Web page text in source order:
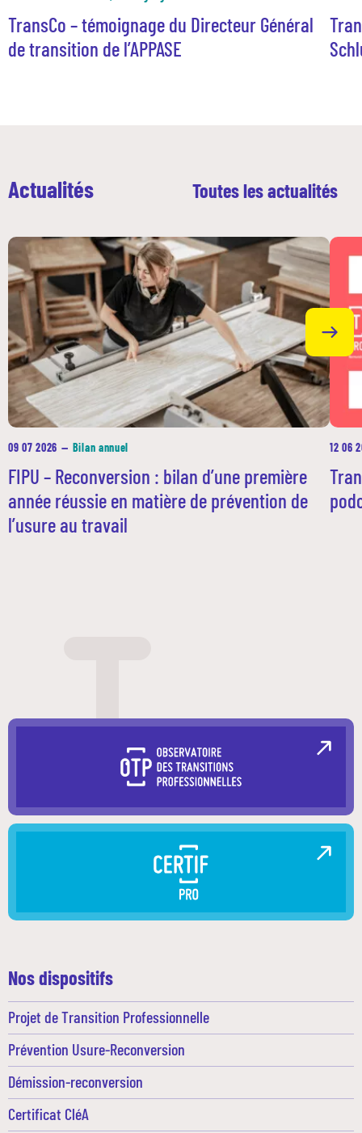
TransCo – témoignage du Directeur Général
de transition de l’APPASE
Actualités Toutes les actualités
09 07 2026 — Bilan annuel
FIPU – Reconversion : bilan d’une première
année réussie en matière de prévention de
l’usure au travail
12 06
Nos dispositifs
Projet de Transition Professionnelle
Prévention Usure-Reconversion
Démission-reconversion
Certificat CléA